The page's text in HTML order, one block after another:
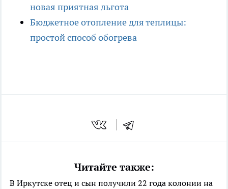
новая приятная льгота
Бюджетное отопление для теплицы:
простой способ обогрева
Читайте также:
В Иркутске отец и сын получили 22 года колонии на